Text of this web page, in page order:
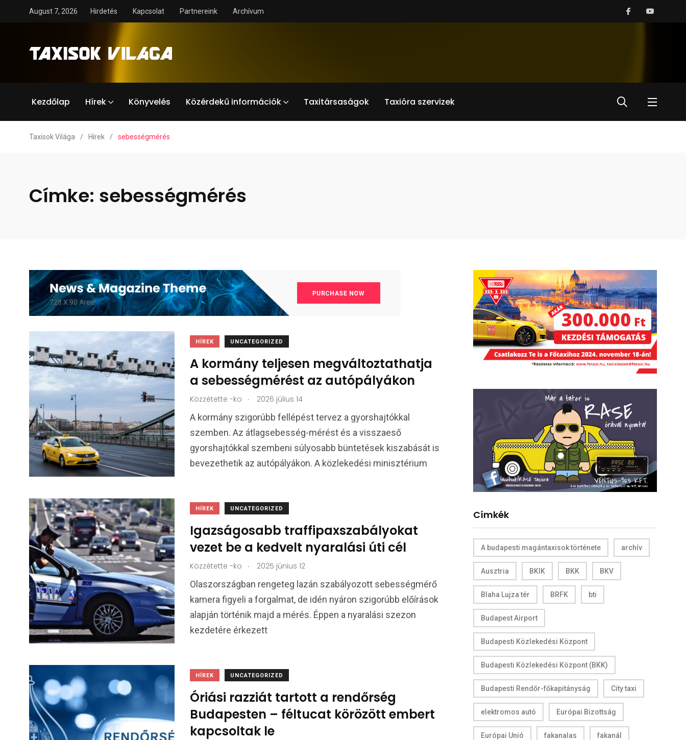
August 7, 2026 Hirdetés Kapcsolat Partnereink Archívum
Kezdőlap Hírek Könyvelés Közérdekű információk Taxitársaságok Taxióra szervizek
Taxisok Világa / Hírek / sebességmérés
Címke: sebességmérés
HÍREK UNCATEGORIZED
A kormány teljesen megváltoztathatja
a sebességmérést az autópályákon
Közzétette -ko . 2026 július 14
A kormány szigorúbb fellépést tervez a gyorshajtókkal
szemben. Az átlagsebesség-mérést és a visszaeső
gyorshajtókkal szembeni súlyosabb büntetések kiszabását is
bevezethetik az autópályákon. A közlekedési minisztérium
HÍREK UNCATEGORIZED
Igazságosabb traffipaxszabályokat
vezet be a kedvelt nyaralási úti cél
Közzétette -ko . 2025 június 12
Olaszországban rengeteg lazán szabályozott sebességmérő
kamera figyeli a forgalmat, de idén nyáron szigorúbb előírások
alapján történik majd a mérés. Éppen a nyaralási szezon
kezdetére érkezett
HÍREK UNCATEGORIZED
Óriási razziát tartott a rendőrség
Budapesten – féltucat körözött embert
kapcsoltak le
Címkék
A budapesti magántaxisok története archív
Ausztria BKIK BKK BKV
Blaha Lujza tér BRFK bti
Budapest Airport
Budapesti Közlekedési Központ
Budapesti Közlekedési Központ (BKK)
Budapesti Rendőr-főkapitányság City taxi
elektromos autó Európai Bizottság
Európai Unió fakanalas fakanál